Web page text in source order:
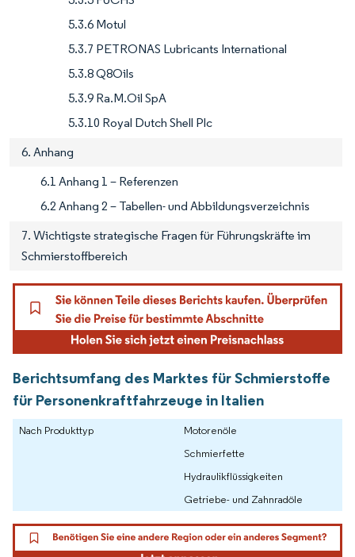
5.3.6 Motul
5.3.7 PETRONAS Lubricants International
5.3.8 Q8Oils
5.3.9 Ra.M.Oil SpA
5.3.10 Royal Dutch Shell Plc
6. Anhang
6.1 Anhang 1 – Referenzen
6.2 Anhang 2 – Tabellen- und Abbildungsverzeichnis
7. Wichtigste strategische Fragen für Führungskräfte im
Schmierstoffbereich
Berichtsumfang des Marktes für Schmierstoffe
für Personenkraftfahrzeuge in Italien
Nach Produkttyp
Motorenöle
Schmierfette
Hydraulikflüssigkeiten
Getriebe- und Zahnradöle